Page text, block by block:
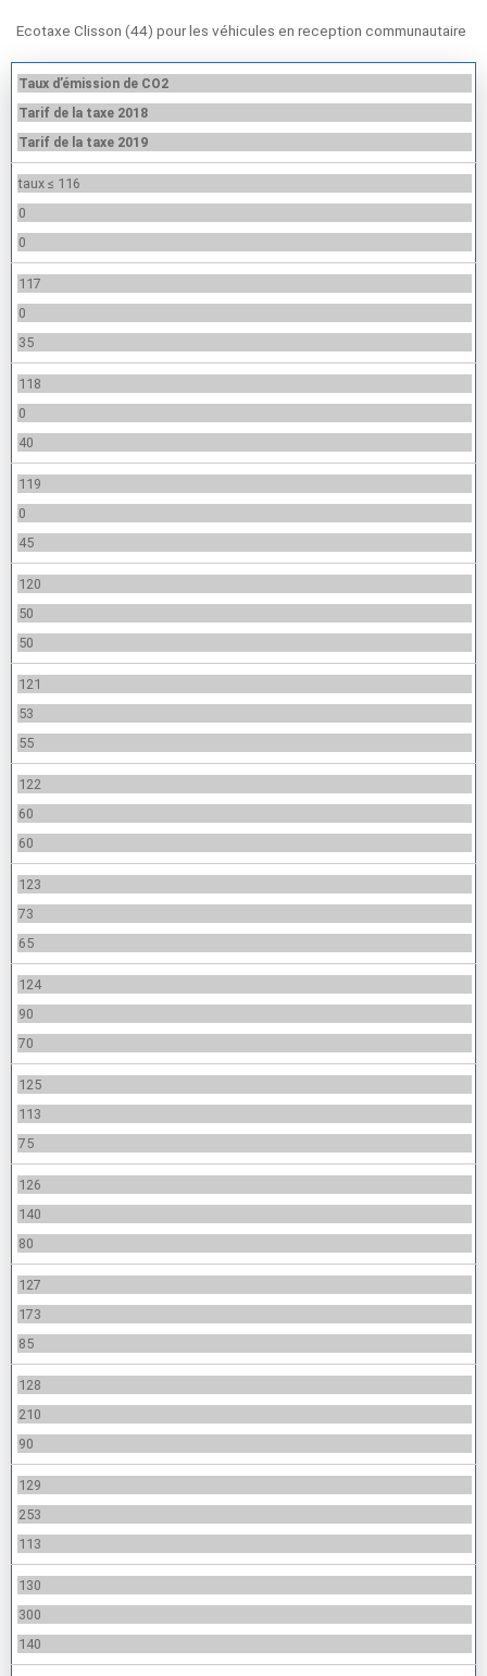
Ecotaxe Clisson (44) pour les véhicules en reception communautaire
Taux d’émission de CO2
Tarif de la taxe 2018
Tarif de la taxe 2019
taux ≤ 116
0
0
117
0
35
118
0
40
119
0
45
120
50
50
121
53
55
122
60
60
123
73
65
124
90
70
125
113
75
126
140
80
127
173
85
128
210
90
129
253
113
130
300
140